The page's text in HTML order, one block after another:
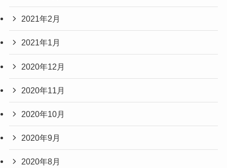
2021年2月
2021年1月
2020年12月
2020年11月
2020年10月
2020年9月
2020年8月